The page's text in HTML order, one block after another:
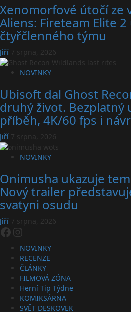
Xenomorfové útočí ze
Aliens: Fireteam Elite
čtyřčlenného týmu
Jiří 7 srpna, 2026
NOVINKY
Ubisoft dal Ghost
druhý život. Bezplatný
příběh, 4K/60 fps i
Jiří 7 srpna, 2026
NOVINKY
Onimusha ukazuje
Nový trailer
svatyni osudu
Jiří 7 srpna, 2026
Facebook
Instagram
NOVINKY
RECENZE
ČLÁNKY
FILMOVÁ ZÓNA
Herní Tip Týdne
KOMIKSÁRNA
SVĚT DESKOVEK